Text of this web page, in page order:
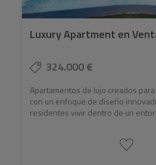
Luxury Apartment en
324.000 €
Apartamentos de lujo creados
con un enfoque de diseño
residentes vivir dentro de un